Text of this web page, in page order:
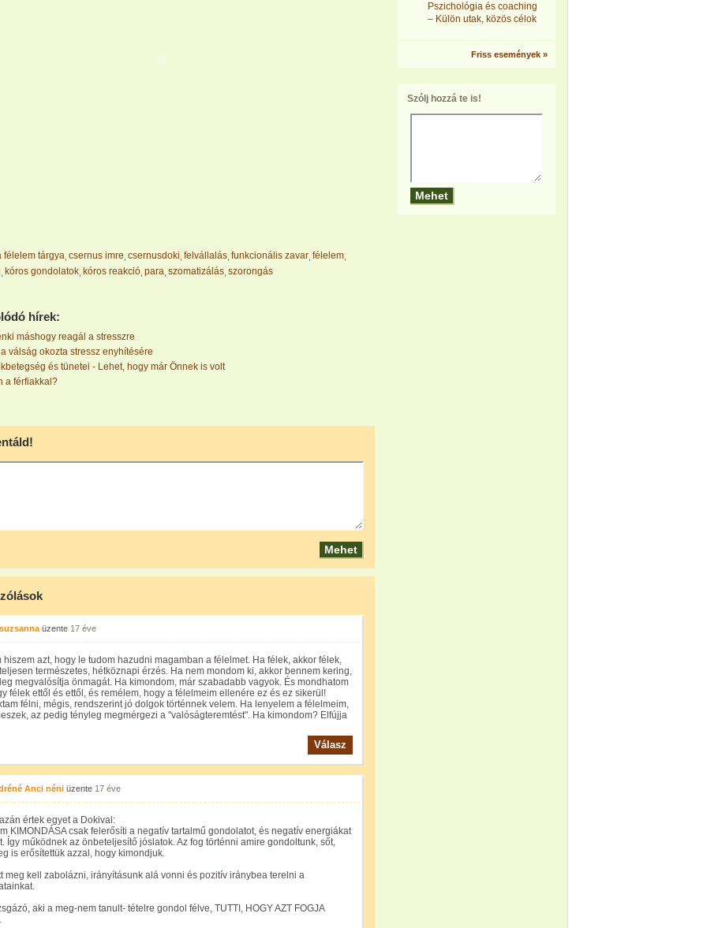
félelem tárgya csernus imre csernusdoki felvállalás funkcionális zavar félelem
kóros gondolatok kóros reakció para szomatizálás szorongás
hírek:
máshogy reagál a stresszre
válság okozta stressz enyhítésére
és tünetei - Lehet, hogy már Önnek is volt
a férfiakkal?
üzente 17 éve
hiszem azt, hogy le tudom hazudni magamban a félelmet. Ha félek, akkor félek,
természetes, hétköznapi érzés. Ha nem mondom ki, akkor bennem kering,
megvalósítja önmagát. Ha kimondom, már szabadabb vagyok. És mondhatom
félek ettől és ettől, és remélem, hogy a félelmeim ellenére ez és ez sikerül!
félni, mégis, rendszerint jó dolgok történnek velem. Ha lenyelem a félelmeim,
az pedig tényleg megmérgezi a "valóságteremtést". Ha kimondom? Elfújja
Válasz
Anci néni üzente 17 éve
értek egyet a Dokival:
KIMONDÁSA csak felerősíti a negatív tartalmű gondolatot, és negatív energiákat
Így működnek az önbeteljesítő jóslatok. Az fog történni amire gondoltunk, sőt,
is erősítettük azzal, hogy kimondjuk.
meg kell zabolázni, irányításunk alá vonni és pozitív iránybea terelni a
aki a meg-nem tanult- tételre gondol félve, TUTTI, HOGY AZT FOGJA
Pszichológia és coaching
– Külön utak, közös célok
Friss események »
Szólj hozzá te is!